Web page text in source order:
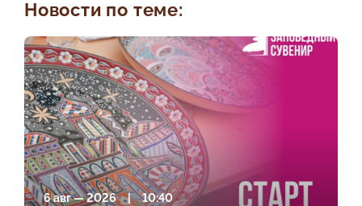
Новости по теме:
6 авг — 2026 | 10:40